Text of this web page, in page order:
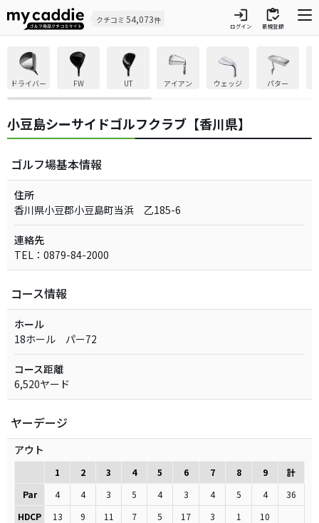
クチコミ 54,073件 login
ログイン
inventory
新規登録
ドライバー FW UT アイアン ウェッジ パター
小豆島シーサイドゴルフクラブ【香川県】
ゴルフ場基本情報
住所
香川県小豆郡小豆島町当浜 乙185-6
連絡先
TEL：0879-84-2000
コース情報
ホール
18ホール パー72
コース距離
6,520ヤード
ヤーデージ
アウト
1 2 3 4 5 6 7 8 9
計
Par
4 4 3 5 4 3 4 5 4
36
HDCP
13 9 11 7 5 17 3 1
10